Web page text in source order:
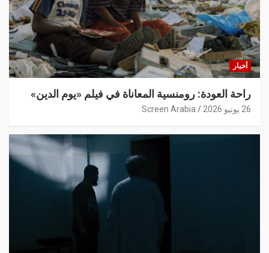
أخبار
راحة العودة: رومنسية المعاناة في فيلم «يوم الدين»
26 يونيو 2026 Screen Arabia